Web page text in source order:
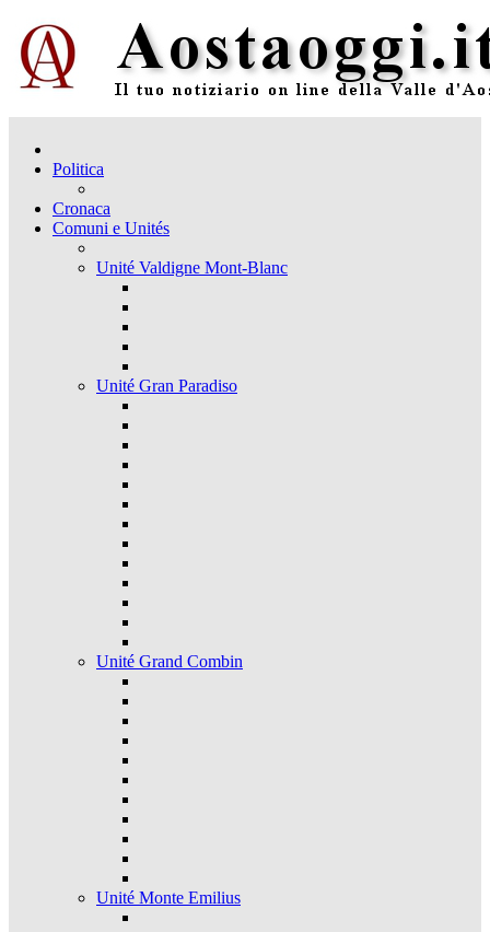
Politica
Cronaca
Comuni e Unités
Unité Valdigne Mont-Blanc
Unité Gran Paradiso
Unité Grand Combin
Unité Monte Emilius